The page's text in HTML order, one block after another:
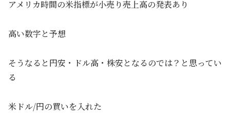
アメリカ時間の米指標が小売り売上高の発表あり
高い数字と予想
そうなると円安・ドル高・株安となるのでは？と思ってい
る
米ドル/円の買いを入れた